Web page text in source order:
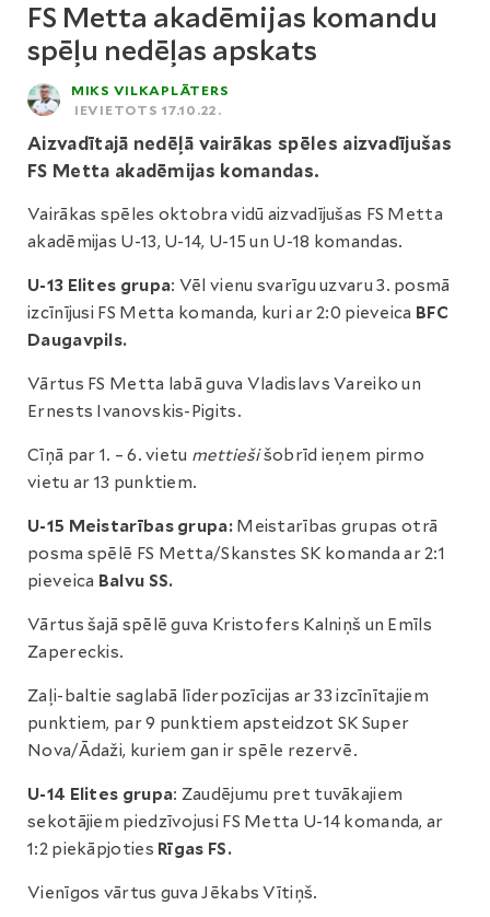
FS Metta akadēmijas komandu
spēļu nedēļas apskats
MIKS VILKAPLĀTERS
IEVIETOTS 17.10.22.
Aizvadītajā nedēļā vairākas spēles aizvadījušas
FS Metta akadēmijas komandas.
Vairākas spēles oktobra vidū aizvadījušas FS Metta
akadēmijas U-13, U-14, U-15 un U-18 komandas.
U-13 Elites grupa: Vēl vienu svarīgu uzvaru 3. posmā
izcīnījusi FS Metta komanda, kuri ar 2:0 pieveica BFC
Daugavpils.
Vārtus FS Metta labā guva Vladislavs Vareiko un
Ernests Ivanovskis-Pigits.
Cīņā par 1. – 6. vietu mettiešišobrīd ieņem pirmo
vietu ar 13 punktiem.
U-15 Meistarības grupa:Meistarības grupas otrā
posma spēlē FS Metta/Skanstes SK komanda ar 2:1
pieveica Balvu SS.
Vārtus šajā spēlē guva Kristofers Kalniņš un Emīls
Zapereckis.
Zaļi-baltie saglabā līderpozīcijas ar 33 izcīnītajiem
punktiem, par 9 punktiem apsteidzot SK Super
Nova/Ādaži, kuriem gan ir spēle rezervē.
U-14 Elites grupa: Zaudējumu pret tuvākajiem
sekotājiem piedzīvojusi FS Metta U-14 komanda, ar
1:2 piekāpjoties Rīgas FS.
Vienīgos vārtus guva Jēkabs Vītiņš.